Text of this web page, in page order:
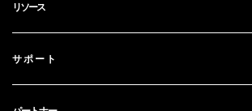
多要素認証
リソース
ブログ
サポート